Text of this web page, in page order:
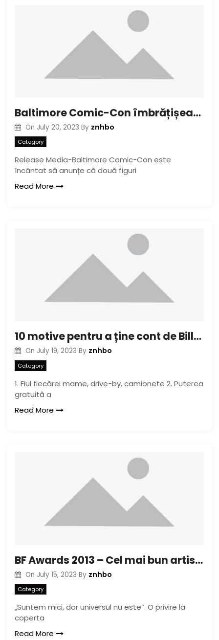
Baltimore Comic-Con îmbrățișează Legends Frank Stack și Denis Kitchen
On July 20, 2023 By znhbo
Category
Release Media-Baltimore Comic-Con este
încântat să anunțe că două figuri
Read More
10 motive pentru a ține cont de Billy Powell
On July 19, 2023 By znhbo
Category
1. Fiul fiecărei mame, drive-by, camionete 2. Puterea
gratuită a
Read More
BF Awards 2013 – Cel mai bun artist (independent): Fiona Staples
On July 15, 2023 By znhbo
Category
„Suntem mici, dar universul nu este”. O privire la
coperta
Read More